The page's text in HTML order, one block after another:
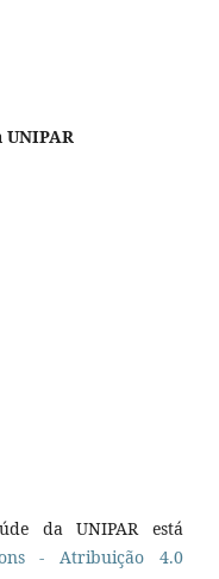
UNIPAR
da UNIPAR está
- Atribuição 4.0